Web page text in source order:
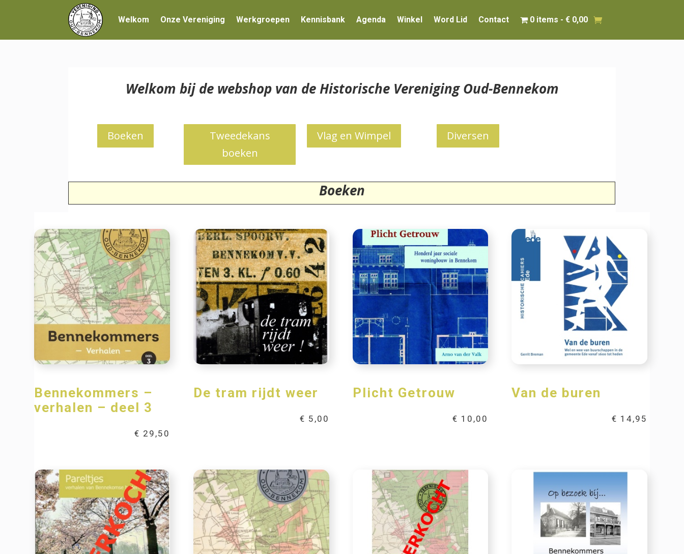
Welkom Onze Vereniging Werkgroepen Kennisbank Agenda Winkel Word Lid Contact 0 items € 0,00
Welkom bij de webshop van de Historische Vereniging Oud-Bennekom
Boeken
Tweedekans
boeken
Vlag en Wimpel Diversen
Boeken
Bennekommers –
verhalen – deel 3
€ 29,50
De tram rijdt weer
€ 5,00
Plicht Getrouw
€ 10,00
Van de buren
€ 14,95